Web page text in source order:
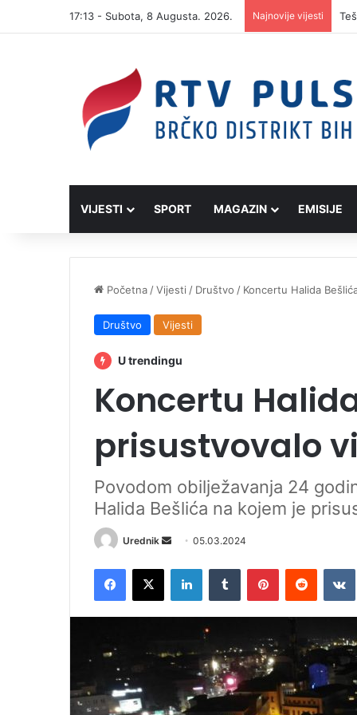
17:13 - Subota, 8 Augusta. 2026. Najnovije vijesti
VIJESTI SPORT MAGAZIN EMISIJE
Početna /Vijesti / Društvo / Koncertu Halida
Društvo Vijesti
U trendingu
Koncertu
prisustvovalo
Povodom obilježavanja 24
Halida Bešlića na kojem je
Urednik
d
a
e
05.03.2024